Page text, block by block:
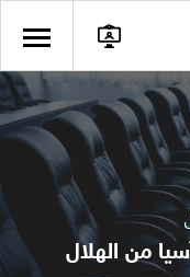
من الهلال